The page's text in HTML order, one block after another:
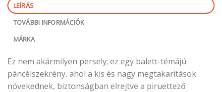
LEÍRÁS
TOVÁBBI INFORMÁCIÓK
MÁRKA
Ez nem akármilyen persely; ez egy balett-témájú
páncélszekrény, ahol a kis és nagy megtakarítások
növekednek, biztonságban elrejtve a piruettező